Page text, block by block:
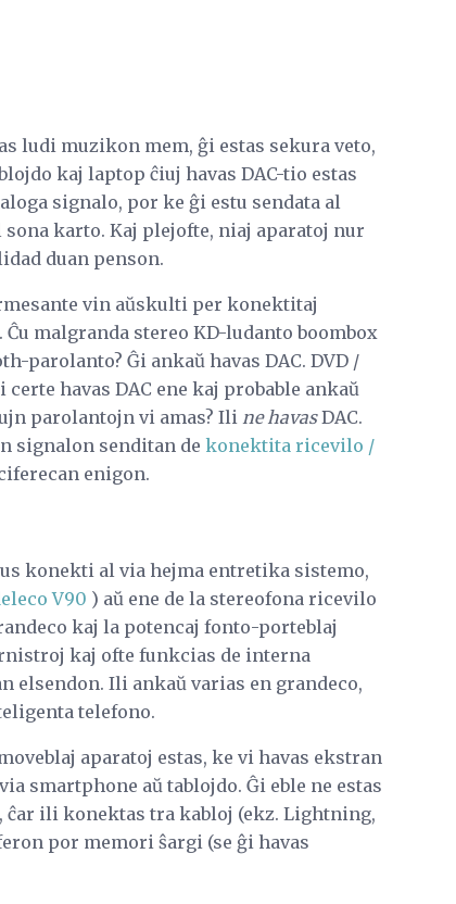
ludi muzikon mem, ĝi estas sekura veto,
kaj laptop ĉiuj havas DAC-tio estas
signalo, por ke ĝi estu sendata al
karto. Kaj plejofte, niaj aparatoj nur
duan penson.
vin aŭskulti per konektitaj
malgranda stereo KD-ludanto boombox
parolanto? Ĝi ankaŭ havas DAC. DVD /
havas DAC ene kaj probable ankaŭ
parolantojn vi amas? Ili ne havasDAC.
signalon senditan de konektita ricevilo /
enigon.
konekti al via hejma entretika sistemo,
V90 ) aŭ ene de la stereofona ricevilo
kaj la potencaj fonto-porteblaj
kaj ofte funkcias de interna
elsendon. Ili ankaŭ varias en grandeco,
telefono.
aparatoj estas, ke vi havas ekstran
smartphone aŭ tablojdo. Ĝi eble ne estas
ili konektas tra kabloj (ekz. Lightning,
por memori ŝargi (se ĝi havas